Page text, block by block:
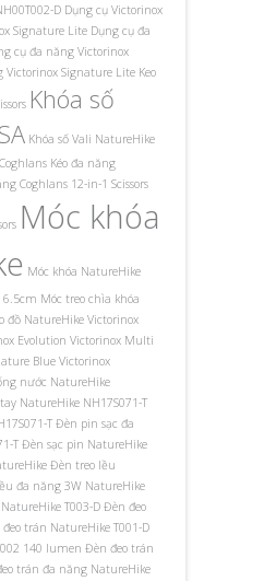
D Dụng cụ Victorinox
Signature Lite Dụng cụ đa
cụ đa năng Victorinox
Victorinox Signature Lite Keo
Khóa số
Khóa số Vali NatureHike
Kéo đa năng
Coghlans 12-in-1 Scissors
Móc khóa
Móc khóa NatureHike
6.5cm Móc treo chìa khóa
đồ NatureHike Victorinox
Evolution Victorinox Multi
Blue Victorinox
nước NatureHike
NatureHike NH17S071-T
T Đèn pin sạc đa
T Đèn sạc pin NatureHike
Đèn treo lều
đa năng 3W NatureHike
T003-D Đèn đeo
trán NatureHike T001-D
140 lumen Đèn đeo trán
trán đa năng NatureHike